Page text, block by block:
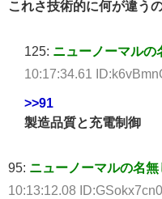
これさ技術的に何が違う
125: ニューノーマルの
10:17:34.61
>>91
製造品質と充電制御
95: ニューノーマルの名無
10:13:12.08 ID:GSokx7cn0